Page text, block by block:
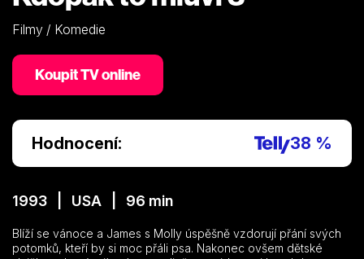
Filmy / Komedie
Koupit TV online
Hodnocení: 38 %
1993 | USA | 96 min
Blíží se vánoce a James s Molly úspěšně vzdorují přání svých
potomků, kteří by si moc přáli psa. Nakonec ovšem dětské